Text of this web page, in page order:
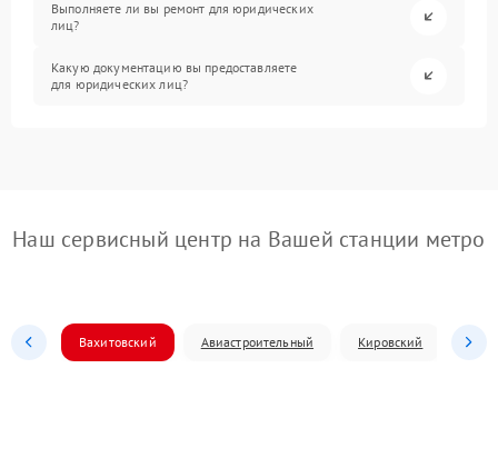
Выполняете ли вы ремонт для юридических
лиц?
Какую документацию вы предоставляете
для юридических лиц?
Наш сервисный центр на Вашей станции метро
Вахитовский Авиастроительный Кировский